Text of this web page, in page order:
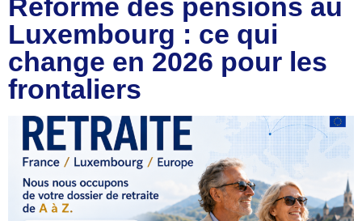
Réforme des pensions au
Luxembourg : ce qui
change en 2026 pour les
frontaliers